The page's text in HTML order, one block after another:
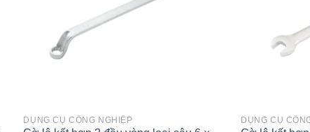
DỤNG CỤ CÔNG NGHIỆP DỤNG CỤ